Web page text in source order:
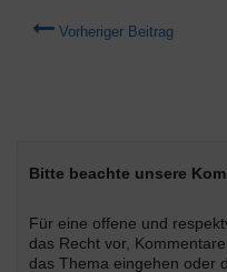
Vorheriger Beitrag
Bitte beachte unsere
Für eine offene und
das Recht vor,
das Thema eingehen oder